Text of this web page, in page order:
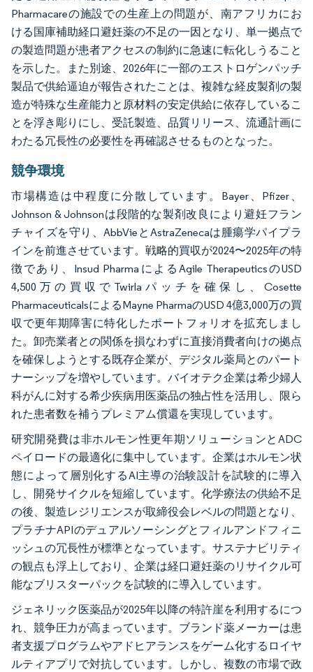
Pharmacareの施設での生産上の問題が、南アフリカにお
ける国庫補助経口避妊薬の不足の一因となり、単一拠点で
の製造問題が患者アクセスの制約に急速に転化しうること
を示した。また別途、2026年に一部のエストロゲンパッチ
製品で供給逼迫が報告されたことは、複雑な経皮製剤の製
造が特殊な生産能力と原材料の安定供給に依存しているこ
とを浮き彫りにし、受託製造、品質リリース、流通計画に
わたる冗長性の必要性を再確認させるものとなった。
競争環境
市場構造は中程度に分散しています。Bayer、Pfizer、
Johnson & Johnsonは段階的な製剤改良により避妊フラン
チャイズを守り、AbbVieとAstraZenecaは腫瘍学パイプラ
インを前進させています。戦略的買収が2024〜2025年の特
徴であり、Insud PharmaによるAgile TherapeuticsのUSD
4,500万の買収でTwirlaパッチを確保し、Cosette
PharmaceuticalsによるMayne PharmaのUSD 4億3,000万の買
収で更年期障害に特化したポートフォリオを拡充しまし
た。卸売業者との関係を損なわずに直接消費者向けの拠点
を確保しようとする既存企業が、デジタル薬局とのパート
ナーシップを増やしています。バイオテク企業は希少婦人
科がんに対する希少疾病用医薬品の独占性を活用し、限ら
れた患者数を補うプレミアム償還を実現しています。
研究開発費は非ホルモン性更年期ソリューションとADC
ペイロードの最適化に集中しています。企業はホルモン状
態によって層別化するAI主導の治験設計を試験的に導入
し、開発サイクルを短縮しています。化学療法の供給不足
の後、製造レジリエンスが取締役会レベルの問題となり、
プラチナAPIのデュアルソーシングとフィルアンドフィニ
ッシュの冗長性が標準となっています。サステナビリティ
の観点も浮上しており、企業は経口避妊薬のリサイクル可
能なブリスターパックを試験的に導入しています。
ジェネリック医薬品が2025年以降の特許崖を利用するにつ
れ、競争圧力が高まっています。ブランド薬メーカーは患
者支援プログラムやアドヒアランスをゲーム化するロイヤ
ルティアプリで対抗しています。しかし、複数の市場で政